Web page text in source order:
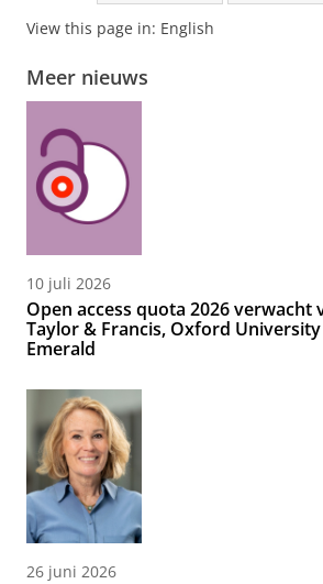
View this page in: English
Meer nieuws
10 juli 2026
Open access quota 2026 verwacht
Taylor & Francis, Oxford University
Emerald
26 juni 2026